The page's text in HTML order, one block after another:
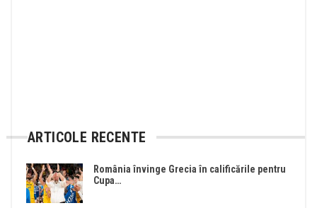
ARTICOLE RECENTE
România învinge Grecia în calificările pentru
Cupa…